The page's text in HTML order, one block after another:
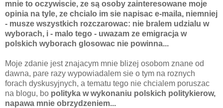
mnie to oczywiscie, ze są osoby zainteresowane moje
opinia na tyle, ze chcialo im sie napisac e-maila, niemniej
- musze wszystkich rozczarowac: nie bralem udzialu w
wyborach, i - malo tego - uwazam ze emigracja w
polskich wyborach glosowac nie powinna...
Moje zdanie jest znajacym mnie blizej osobom znane od
dawna, pare razy wypowiadalem sie o tym na roznych
forach dyskusyjnych, a tematu tego nie chcialem poruszac
na blogu, bo polityka w wykonaniu polskich politykierow,
napawa mnie obrzydzeniem...